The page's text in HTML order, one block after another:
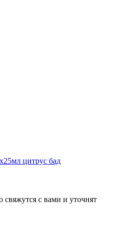
цитрус бад
с вами и уточнят